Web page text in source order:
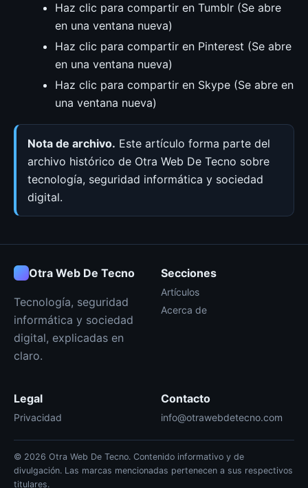
Haz clic para compartir en Tumblr (Se abre
en una ventana nueva)
Haz clic para compartir en Pinterest (Se abre
en una ventana nueva)
Haz clic para compartir en Skype (Se abre en
una ventana nueva)
Nota de archivo. Este artículo forma parte del
archivo histórico de Otra Web De Tecno sobre
tecnología, seguridad informática y sociedad
digital.
Otra Web De Tecno
Tecnología, seguridad
informática y sociedad
digital, explicadas en
claro.
Secciones
Artículos
Acerca de
Legal
Privacidad
Contacto
info@otrawebdetecno.com
© 2026 Otra Web De Tecno. Contenido informativo y de
divulgación. Las marcas mencionadas pertenecen a sus respectivos
titulares.